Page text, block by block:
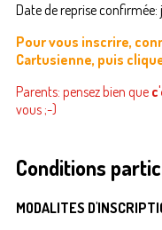
Date de reprise
Pour vous inscrire,
Cartusienne, puis
Parents: pensez bien que
vous ;-)
Conditions
MODALITES